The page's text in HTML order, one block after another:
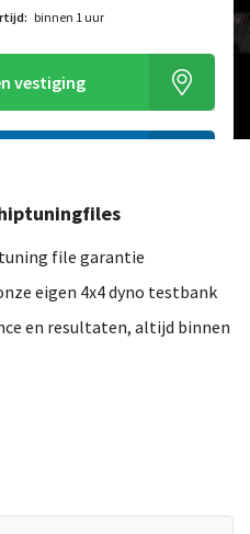
binnen 1 uur
vestiging
naar een ander model?
file garantie
eigen 4x4 dyno testbank
en resultaten, altijd binnen